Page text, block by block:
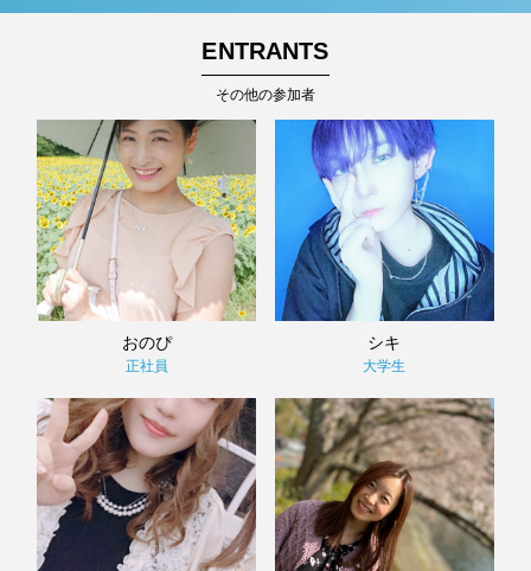
ENTRANTS
その他の参加者
おのぴ
正社員
シキ
大学生